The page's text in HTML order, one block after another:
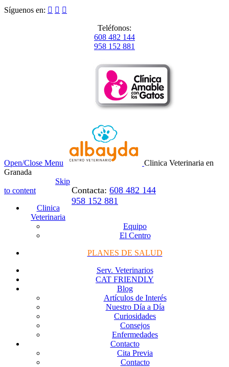
Síguenos en:   
Teléfonos:
608 482 144
958 152 881
Open/Close Menu
Clinica Veterinaria en
Granada
Contacta: 608 482 144
958 152 881
Skip
to content
Clinica
Veterinaria
Equipo
El Centro
PLANES DE SALUD
Serv. Veterinarios
CAT FRIENDLY
Blog
Artículos de Interés
Nuestro Día a Día
Curiosidades
Consejos
Enfermedades
Contacto
Cita Previa
Contacto